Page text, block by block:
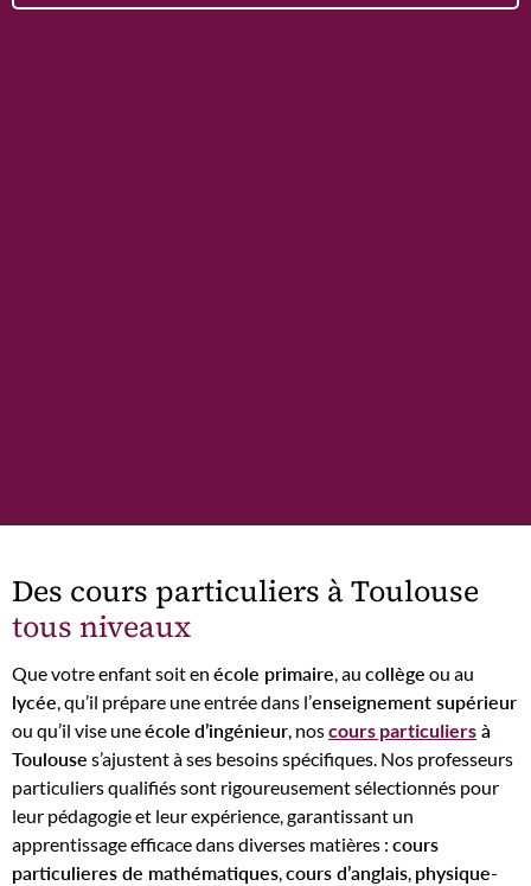
Des cours particuliers à Toulouse
tous niveaux
Que votre enfant soit en école primaire , au collège ou au
lycée , qu’il prépare une entrée dans l’enseignement supérieur
ou qu’il vise uneécole d’ingénieur , noscours particuliers à
Toulouse s’ajustent à ses besoins spécifiques. Nos professeurs
particuliers qualifiés sont rigoureusement sélectionnés pour
leur pédagogie et leur expérience, garantissant un
apprentissage efficace dans diverses matières : cours
particulieres de mathématiques cours d’anglais physique-